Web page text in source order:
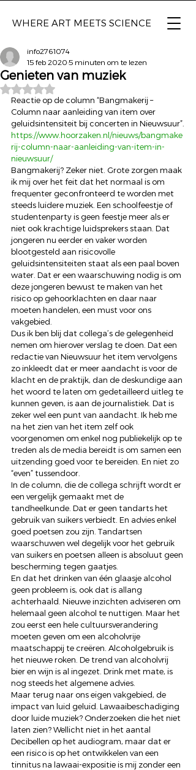
WHERE ART MEETS SCIENCE
Genieten van muziek
info2761074
15 feb 2020 5 minuten om te lezen
Beoordeeld met NaN uit 5 sterren.
Reactie op de column “Bangmakerij –
Column naar aanleiding van item over
geluidsintensiteit bij concerten in Nieuwsuur”.
https://www.hoorzaken.nl/nieuws/bangmake
rij-column-naar-aanleiding-van-item-in-
nieuwsuur/
Bangmakerij? Zeker niet. Grote zorgen maak
ik mij over het feit dat het normaal is om
frequenter geconfronteerd te worden met
steeds luidere muziek. Een schoolfeestje of
studentenparty is geen feestje meer als er
niet ook krachtige luidsprekers staan. Dat
jongeren nu eerder en vaker worden
blootgesteld aan risicovolle
geluidsintensiteiten staat als een paal boven
water. Dat er een waarschuwing nodig is om
deze jongeren bewust te maken van het
risico op gehoorklachten en daar naar
moeten handelen, een must voor ons
vakgebied.
Dus ik ben blij dat collega’s de gelegenheid
nemen om hierover verslag te doen. Dat een
redactie van Nieuwsuur het item vervolgens
zo inkleedt dat er meer aandacht is voor de
klacht en de praktijk, dan de deskundige aan
het woord te laten om gedetailleerd uitleg te
kunnen geven, is aan de journalistiek. Dat is
zeker wel een punt van aandacht. Ik heb me
na het zien van het item zelf ook
voorgenomen om enkel nog publiekelijk op te
treden als de media bereidt is om samen een
uitzending goed voor te bereiden. En niet zo
“even” tussendoor.
In de column, die de collega schrijft wordt er
een vergelijk gemaakt met de
tandheelkunde. Dat er geen tandarts het
gebruik van suikers verbiedt. En advies enkel
goed poetsen zou zijn. Tandartsen
waarschuwen wel degelijk voor het gebruik
van suikers en poetsen alleen is absoluut geen
bescherming tegen gaatjes.
En dat het drinken van één glaasje alcohol
geen probleem is, ook dat is allang
achterhaald. Nieuwe inzichten adviseren om
helemaal geen alcohol te nuttigen. Maar het
zou eerst een hele cultuursverandering
moeten geven om een alcoholvrije
maatschappij te creëren. Alcoholgebruik is
het nieuwe roken. De trend van alcoholvrij
bier en wijn is al ingezet. Drink met mate, is
nog steeds het algemene advies.
Maar terug naar ons eigen vakgebied, de
impact van luid geluid. Lawaaibeschadiging
door luide muziek? Onderzoeken die het niet
laten zien? Wellicht niet in het aantal
Decibellen op het audiogram, maar dat er
een risico is op het ontwikkelen van een
tinnitus na lawaai-expositie is mij zonder een